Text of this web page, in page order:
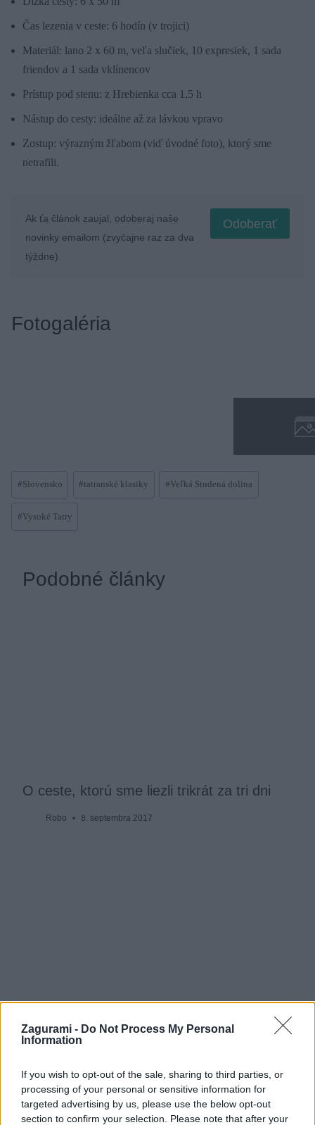
Zagurami - Do Not Process My Personal
Information
If you wish to opt-out of the sale, sharing to third parties, or
processing of your personal or sensitive information for
targeted advertising by us, please use the below opt-out
section to confirm your selection. Please note that after your
Čas lezenia v ceste: 6 hodín (v trojici)
Materiál: lano 2 x 60 m, veľa slučiek, 10 expresiek, 1 sada
friendov a 1 sada vklínencov
Prístup pod stenu: z Hrebienka cca 1,5 h
Nástup do cesty: ideálne až za lávkou vpravo
Zostup: výrazným žľabom (viď úvodné foto), ktorý sme
netrafili.
Odoberať
Ak ťa článok zaujal, odoberaj naše
novinky emailom (zvyčajne raz za dva
týždne)
Fotogaléria
#Slovensko #tatranské klasiky #Veľká Studená dolina
#Vysoké Tatry
Podobné články
O ceste, ktorú sme liezli trikrát za tri dni
Robo 8. septembra 2017
Javorový na štvrtý pokus
27. septembra 2017